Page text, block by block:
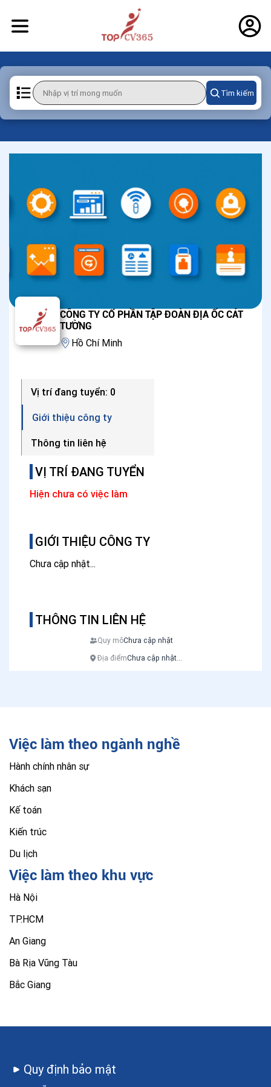
Tìm kiếm
CÔNG TY CỔ PHẦN TẬP ĐOÀN ĐỊA ỐC CÁT
TƯỜNG
Hồ Chí Minh
VỊ TRÍ ĐANG TUYỂN
Hiện chưa có việc làm
GIỚI THIỆU CÔNG TY
Chưa cập nhật...
THÔNG TIN LIÊN HỆ
Quy môChưa cập nhật
Địa điểmChưa cập nhật...
Vị trí đang tuyển: 0
Giới thiệu công ty
Thông tin liên hệ
Việc làm theo ngành nghề
Hành chính nhân sự
Khách sạn
Kế toán
Kiến trúc
Du lịch
Việc làm theo khu vực
Hà Nội
TP.HCM
An Giang
Bà Rịa Vũng Tàu
Bắc Giang
Quy định bảo mật